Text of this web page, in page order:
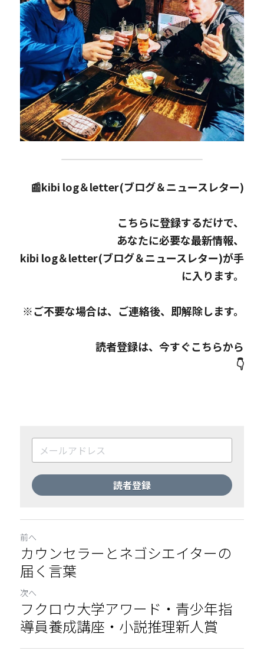
📰kibi log＆letter(ブログ＆ニュースレター)
こちらに登録するだけで、
あなたに必要な最新情報、
kibi log＆letter(ブログ＆ニュースレター)が手
に入ります。
※ご不要な場合は、ご連絡後、即解除します。
読者登録は、今すぐこちらから
👇
読者登録
前へ
カウンセラーとネゴシエイターの
届く言葉
次へ
フクロウ大学アワード・青少年指
導員養成講座・小説推理新人賞